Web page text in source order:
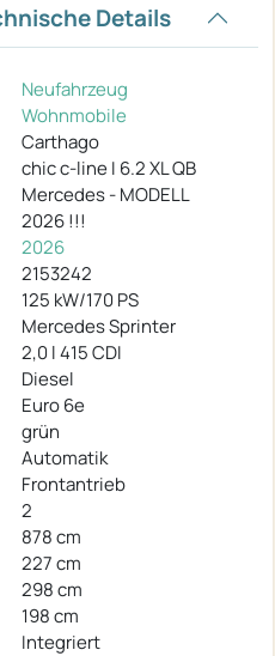
Details
Neufahrzeug
Wohnmobile
Carthago
chic c-line I 6.2 XL QB
Mercedes - MODELL
2026 !!!
2026
2153242
125 kW/170 PS
Mercedes Sprinter
2,0 l 415 CDI
Diesel
Euro 6e
grün
Automatik
Frontantrieb
2
878 cm
227 cm
298 cm
198 cm
Integriert